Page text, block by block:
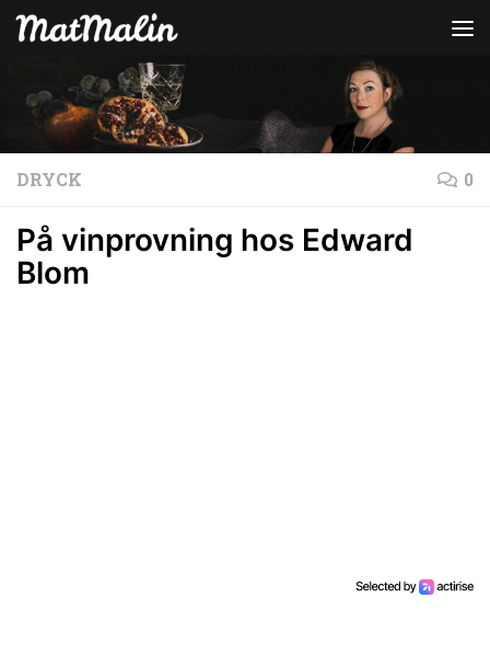
Hoppa till innehåll
DRYCK 0
På vinprovning hos Edward
Blom